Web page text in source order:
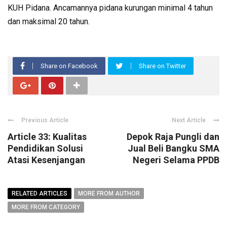
KUH Pidana. Ancamannya pidana kurungan minimal 4 tahun
dan maksimal 20 tahun.
Share on Facebook Share on Twitter
Previous Article
Article 33: Kualitas
Pendidikan Solusi
Atasi Kesenjangan
Next Article
Depok Raja Pungli dan
Jual Beli Bangku SMA
Negeri Selama PPDB
RELATED ARTICLES
MORE FROM AUTHOR
MORE FROM CATEGORY